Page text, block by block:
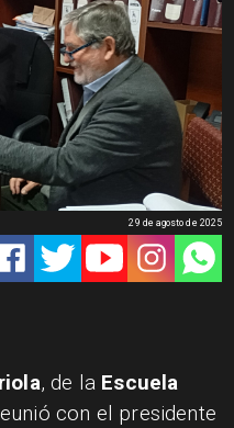
29 de agosto de 2025
, de la Escuela
con el presidente